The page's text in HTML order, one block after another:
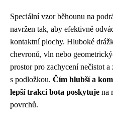
Speciální vzor běhounu na
navržen tak, aby efektivně
kontaktní plochy. Hluboké
chevronů, vln nebo
prostor pro zachycení nečistot
s podložkou. Čím hlubší a
lepší trakci bota poskytuje na
povrchů.